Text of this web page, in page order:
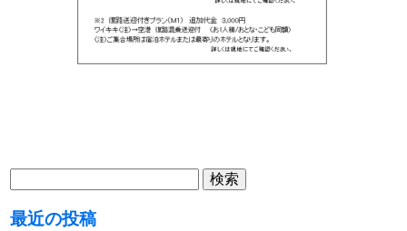
検
索:
最近の投稿